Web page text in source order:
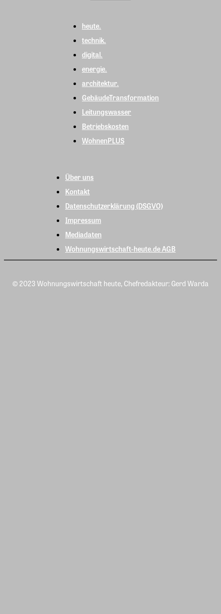
heute.
technik.
digital.
energie.
architektur.
GebäudeTransformation
Leitungswasser
Betriebskosten
WohnenPLUS
Über uns
Kontakt
Datenschutzerklärung (DSGVO)
Impressum
Mediadaten
Wohnungswirtschaft-heute.de AGB
© 2023 Wohnungswirtschaft heute, Chefredakteur: Gerd Warda